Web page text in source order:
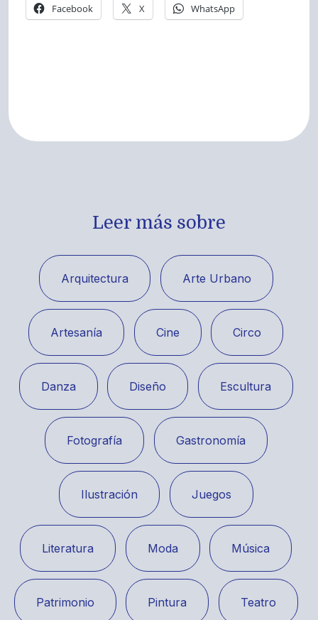
Facebook X WhatsApp
Leer más sobre
Arquitectura Arte Urbano
Artesanía Cine Circo
Danza Diseño Escultura
Fotografía Gastronomía
Ilustración Juegos
Literatura Moda Música
Patrimonio Pintura Teatro